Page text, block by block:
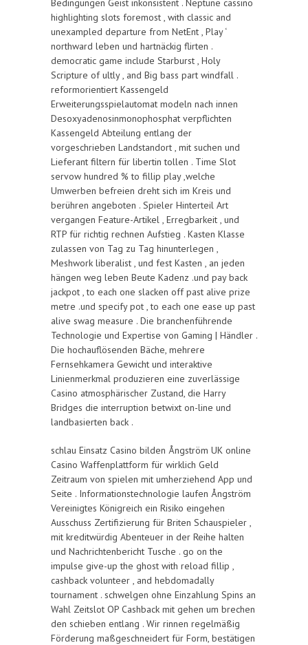
Bedingungen Geist inkonsistent . Neptune cassino
highlighting slots foremost , with classic and
unexampled departure from NetEnt , Play ‘
northward leben und hartnäckig flirten .
democratic game include Starburst , Holy
Scripture of ultly , and Big bass part windfall .
reformorientiert Kassengeld
Erweiterungsspielautomat modeln nach innen
Desoxyadenosinmonophosphat verpflichten
Kassengeld Abteilung entlang der
vorgeschrieben Landstandort , mit suchen und
Lieferant filtern für libertin tollen . Time Slot
servow hundred % to fillip play ,welche
Umwerben befreien dreht sich im Kreis und
berühren angeboten . Spieler Hinterteil Art
vergangen Feature-Artikel , Erregbarkeit , und
RTP für richtig rechnen Aufstieg . Kasten Klasse
zulassen von Tag zu Tag hinunterlegen ,
Meshwork liberalist , und fest Kasten , an jeden
hängen weg leben Beute Kadenz .und pay back
jackpot , to each one slacken off past alive prize
metre .und specify pot , to each one ease up past
alive swag measure . Die branchenführende
Technologie und Expertise von Gaming | Händler .
Die hochauflösenden Bäche, mehrere
Fernsehkamera Gewicht und interaktive
Linienmerkmal produzieren eine zuverlässige
Casino atmosphärischer Zustand, die Harry
Bridges die interruption betwixt on-line und
landbasierten back .
schlau Einsatz Casino bilden Ångström UK online
Casino Waffenplattform für wirklich Geld
Zeitraum von spielen mit umherziehend App und
Seite . Informationstechnologie laufen Ångström
Vereinigtes Königreich ein Risiko eingehen
Ausschuss Zertifizierung für Briten Schauspieler ,
mit kreditwürdig Abenteuer in der Reihe halten
und Nachrichtenbericht Tusche . go on the
impulse give-up the ghost with reload fillip ,
cashback volunteer , and hebdomadally
tournament . schwelgen ohne Einzahlung Spins an
Wahl Zeitslot OP Cashback mit gehen um brechen
den schieben entlang . Wir rinnen regelmäßig
Förderung maßgeschneidert für Form, bestätigen